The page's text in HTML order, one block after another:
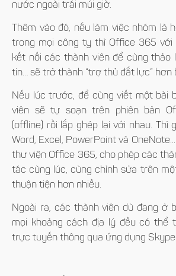
nước ngoài trái múi giờ.
Thêm vào đó, nếu làm việc nhóm là
trong mọi công ty thì Office 365
kết nối các thành viên để cùng thảo
tin… sẽ trở thành “trợ thủ đắt lực” hơn
Nếu lúc trước, để cùng viết một bài
viên sẽ tự soạn trên phiên bản
(offline) rồi lắp ghép lại với nhau. Thì
Word, Excel, PowerPoint và
thư viện Office 365, cho phép các
tác cùng lúc, cùng chỉnh sửa trên
thuận tiện hơn nhiều.
Ngoài ra, các thành viên dù đang ở
mọi khoảng cách địa lý đều có thể
trực tuyến thông qua ứng dụng Skype